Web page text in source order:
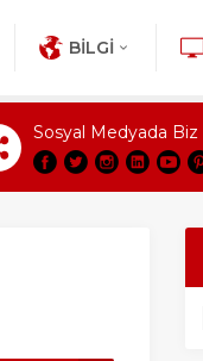
BILGI
Sosyal Medyada Biz